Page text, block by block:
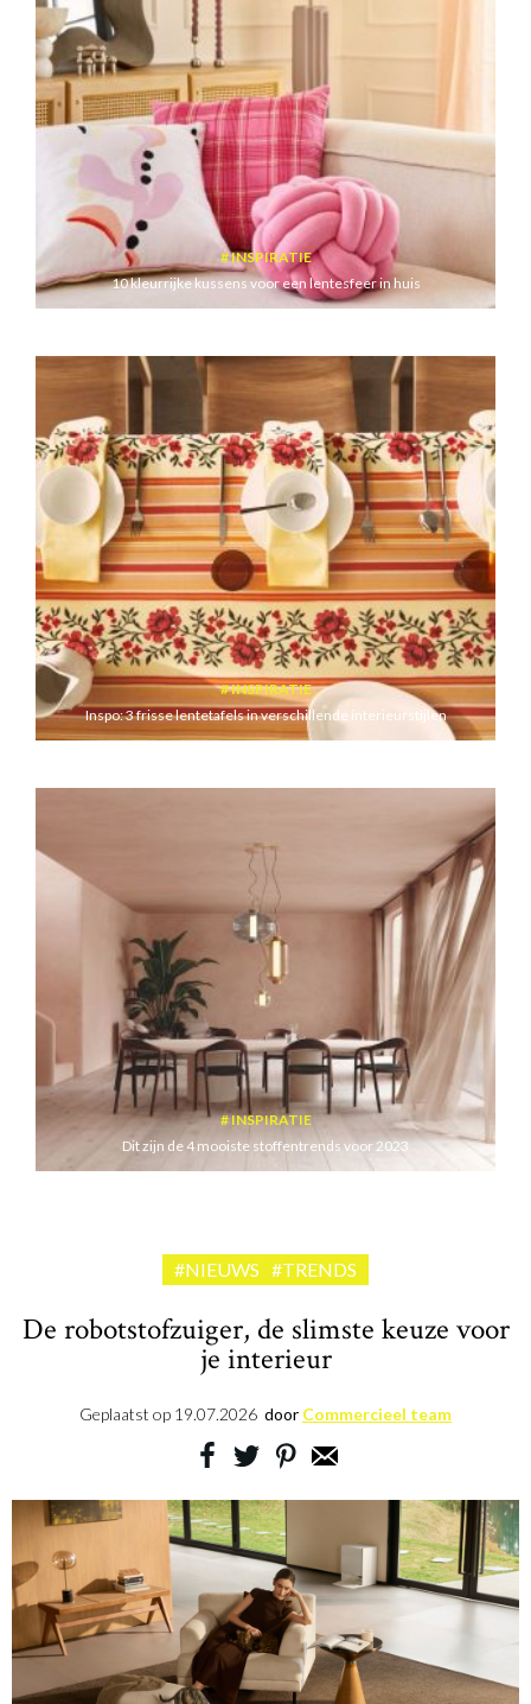
INSPIRATIE
10 kleurrijke kussens voor een lentesfeer in huis
INSPIRATIE
Inspo: 3 frisse lentetafels in verschillende interieurstijlen
INSPIRATIE
Dit zijn de 4 mooiste stoffentrends voor 2023
#NIEUWS #TRENDS
De robotstofzuiger, de slimste keuze voor
je interieur
Geplaatst op 19.07.2026 door Commercieel team